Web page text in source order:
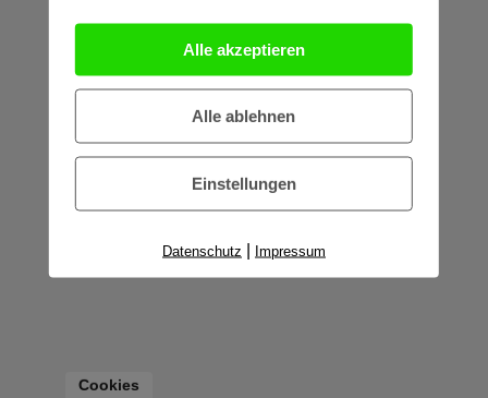
Cookies
Alle akzeptieren
Alle ablehnen
Einstellungen
Datenschutz Impressum